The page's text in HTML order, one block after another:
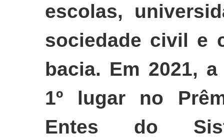
escolas,
sociedade civil e
bacia. Em 2021,
1º lugar no
Entes do